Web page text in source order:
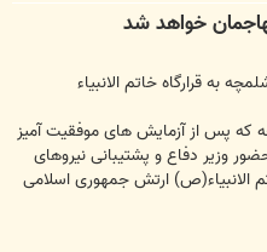
به قرارگاه خاتم الانبیاء
که پس از آزمایش های موفقیت آمیز
وزیر دفاع و پشتیبانی نیروهای
الانبیاء(ص) ارتش جمهوری اسلامی